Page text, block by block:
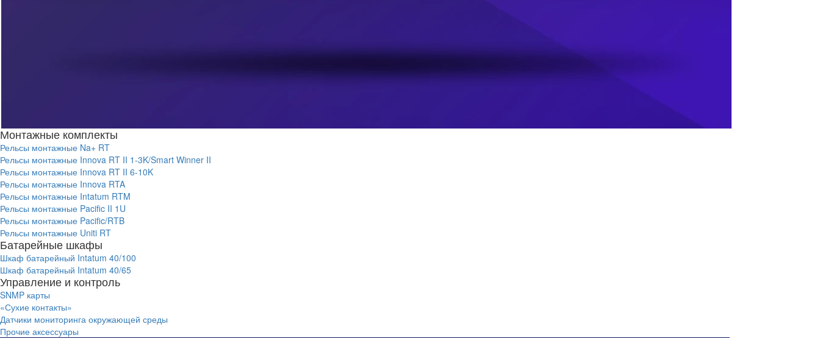
Монтажные комплекты
Рельсы монтажные Na+ RT
Рельсы монтажные Innova RT II 1-3K/Smart Winner II
Рельсы монтажные Innova RT II 6-10K
Рельсы монтажные Innova RTA
Рельсы монтажные Intatum RTM
Рельсы монтажные Pacific II 1U
Рельсы монтажные Pacific/RTB
Рельсы монтажные Uniti RT
Батарейные шкафы
Шкаф батарейный Intatum 40/100
Шкаф батарейный Intatum 40/65
Управление и контроль
SNMP карты
«Сухие контакты»
Датчики мониторинга окружающей среды
Прочие аксессуары